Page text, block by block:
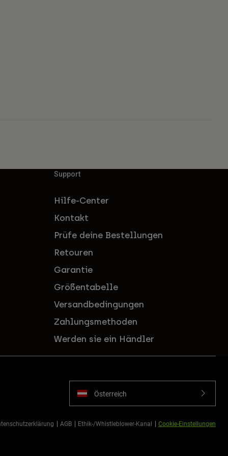
Support
Hilfe-Center
Kontakt
Prüfe deine Bestellungen
Retouren
Garantie
Größentabelle
Versandbedingungen
Zahlungsmethoden
Werden sie ein Händler
Österreich
AGB Ethik-/Whistleblower-Kanal Cookie-Einstellungen